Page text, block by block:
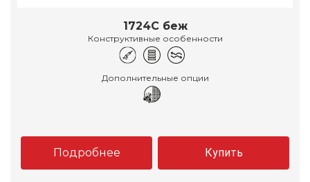
1724С беж
Конструктивные особенности
Дополнительные опции
Подробнее Купить